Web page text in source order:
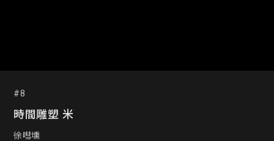
#8
時間雕塑 米
徐嘒壎